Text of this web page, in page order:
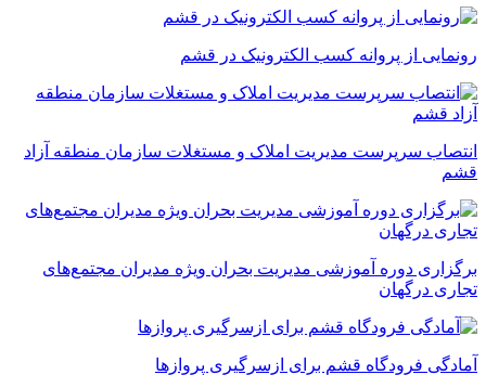
رونمایی از پروانه کسب الکترونیک در قشم
انتصاب سرپرست مدیریت املاک و مستغلات سازمان منطقه آزاد
قشم
برگزاری دوره آموزشی مدیریت بحران ویژه مدیران مجتمع‌های
تجاری درگهان
آمادگی فرودگاه قشم برای ازسرگیری پروازها